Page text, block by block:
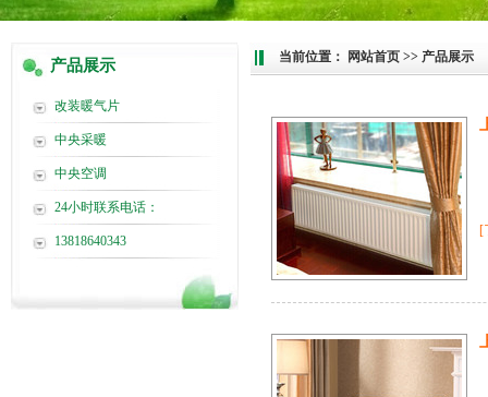
产品展示
改装暖气片
中央采暖
中央空调
24小时联系电话：
13818640343
当前位置： 网站首页 >> 产品展示
[